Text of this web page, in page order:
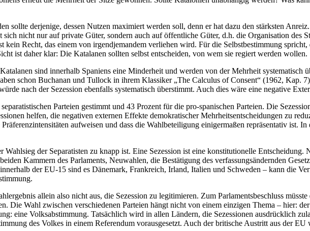
sollte derjenige, dessen Nutzen maximiert werden soll, denn er hat dazu den stärksten
nicht nur auf private Güter, sondern auch auf öffentliche Güter, d.h. die Organisation des
kein Recht, das einem von irgendjemandem verliehen wird. Für die Selbstbestimmung
ist daher klar: Die Katalanen sollten selbst entscheiden, von wem sie regiert werden wollen.
sind innerhalb Spaniens eine Minderheit und werden von der Mehrheit systematisch
schon Buchanan und Tullock in ihrem Klassiker „The Calculus of Consent“ (1962, Kap.
nach der Sezession ebenfalls systematisch überstimmt. Auch dies wäre eine negative
Parteien gestimmt und 43 Prozent für die pro-spanischen Parteien. Die
helfen, die negativen externen Effekte demokratischer Mehrheitsentscheidungen zu
aufweisen und dass die Wahlbeteiligung einigermaßen repräsentativ ist. In
der Separatisten zu knapp ist. Eine Sezession ist eine konstitutionelle Entscheidung.
Kammern des Parlaments, Neuwahlen, die Bestätigung des verfassungsändernden
der EU-15 sind es Dänemark, Frankreich, Irland, Italien und Schweden – kann die
allein also nicht aus, die Sezession zu legitimieren. Zum Parlamentsbeschluss
Die Wahl zwischen verschiedenen Parteien hängt nicht von einem einzigen Thema – hier:
eine Volksabstimmung. Tatsächlich wird in allen Ländern, die Sezessionen ausdrücklich
des Volkes in einem Referendum vorausgesetzt. Auch der britische Austritt aus der